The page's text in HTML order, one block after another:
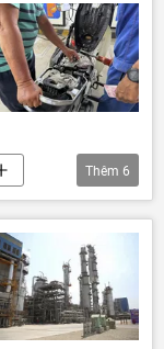
Thêm 6